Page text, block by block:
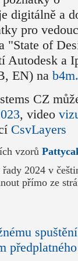
digitálně a
pro
"State of
Autodesk a
EN) na
CZ
, video
CsvLayers
vzorů
2024 v
přímo ze